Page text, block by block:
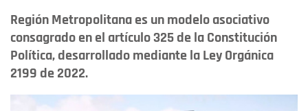
Región Metropolitana es un modelo asociativo
consagrado en el artículo 325 de la Constitución
Política, desarrollado mediante la Ley Orgánica
2199 de 2022.